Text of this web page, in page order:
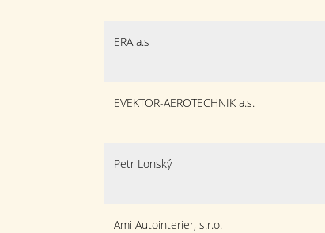
ERA a.s
EVEKTOR-AEROTECHNIK a.s.
Petr Lonský
Ami Autointerier, s.r.o.